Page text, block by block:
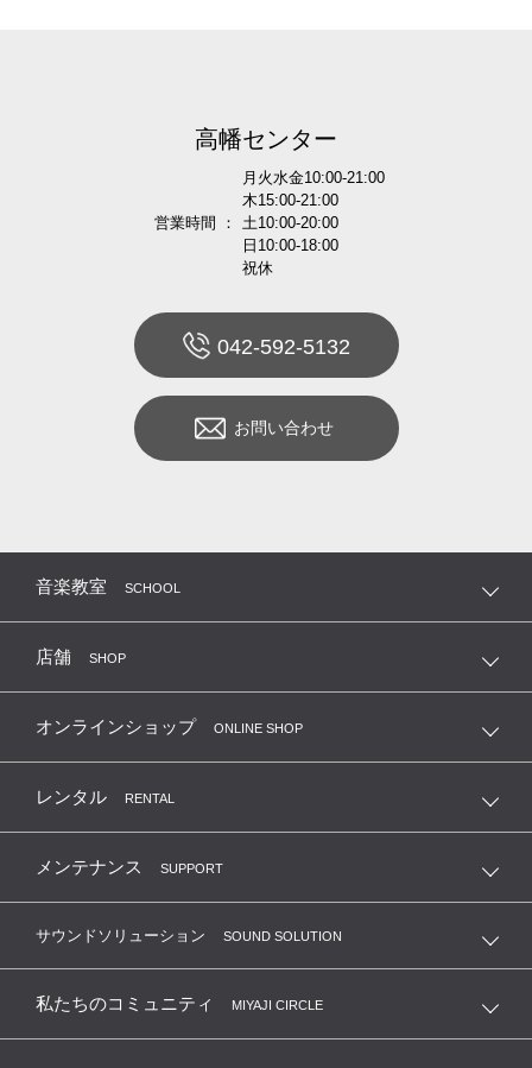
高幡センター
営業時間 ：
月火水金10:00-21:00
木15:00-21:00
土10:00-20:00
日10:00-18:00
祝休
042-592-5132
お問い合わせ
音楽教室 SCHOOL
店舗 SHOP
オンラインショップ ONLINE SHOP
レンタル RENTAL
メンテナンス SUPPORT
サウンドソリューション SOUND SOLUTION
私たちのコミュニティ MIYAJI CIRCLE